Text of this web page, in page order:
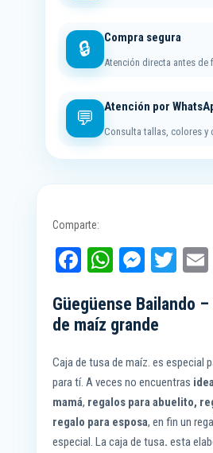
🔒
Compra segura
Atención directa antes de
💬
Atención por
Consulta tallas, colores y
Comparte:
Fa
bo
ok
W
ts
A
pp
M
se
ng
er
T
tt
Güegüense Bailando
de maíz grande
Caja de tusa de maíz. es especial
para tí. A veces no encuentras
mamá, regalos para abuelito,
regalo para esposa, en fin un
especial. La caja de tusa. esta